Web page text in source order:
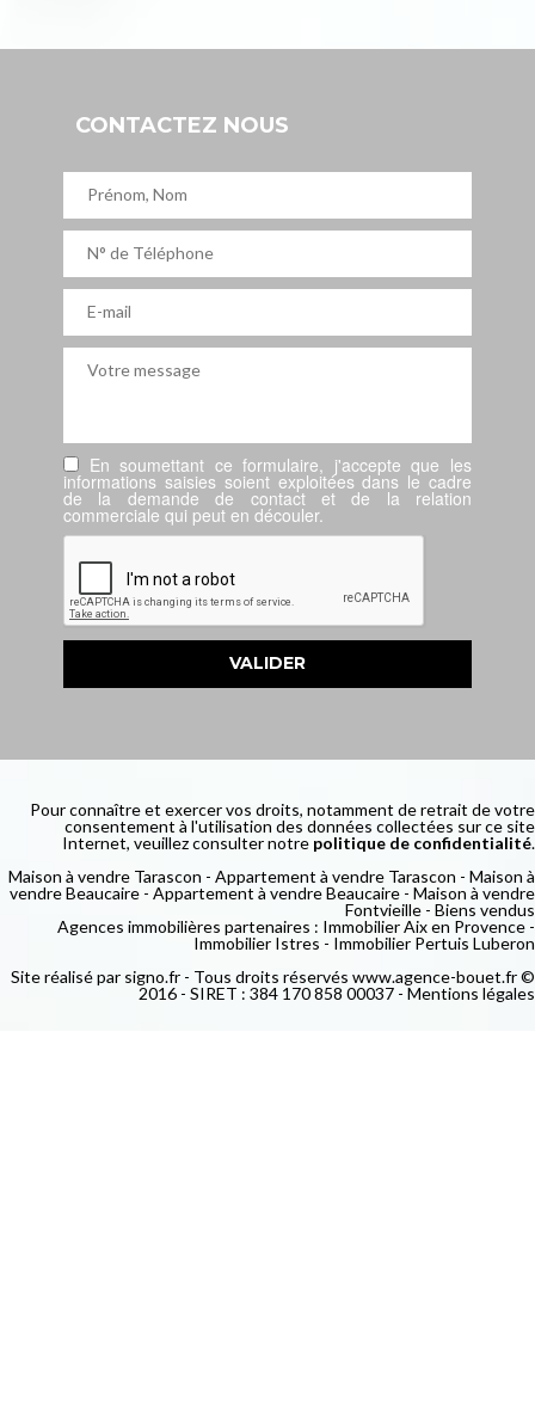
CONTACTEZ NOUS
En soumettant ce formulaire, j'accepte que les
informations saisies soient exploitées dans le cadre
de la demande de contact et de la relation
commerciale qui peut en découler.
Pour connaître et exercer vos droits, notamment de retrait de votre
consentement à l'utilisation des données collectées sur ce site
Internet, veuillez consulter notre politique de confidentialité.
Maison à vendre Tarascon - Appartement à vendre Tarascon - Maison à
vendre Beaucaire - Appartement à vendre Beaucaire - Maison à vendre
Fontvieille - Biens vendus
Agences immobilières partenaires : Immobilier Aix en Provence -
Immobilier Istres - Immobilier Pertuis Luberon
Site réalisé par signo.fr - Tous droits réservés www.agence-bouet.fr ©
2016 - SIRET : 384 170 858 00037 - Mentions légales